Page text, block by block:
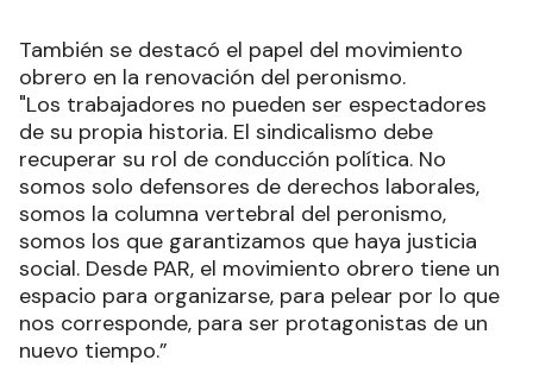
También se destacó el papel del movimiento
obrero en la renovación del peronismo.
"Los trabajadores no pueden ser espectadores
de su propia historia. El sindicalismo debe
recuperar su rol de conducción política. No
somos solo defensores de derechos laborales,
somos la columna vertebral del peronismo,
somos los que garantizamos que haya justicia
social. Desde PAR, el movimiento obrero tiene un
espacio para organizarse, para pelear por lo que
nos corresponde, para ser protagonistas de un
nuevo tiempo.”